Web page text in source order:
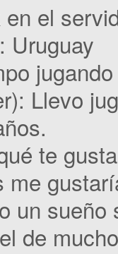
en el
Uruguay
Llevo
te
me
un sueño
de